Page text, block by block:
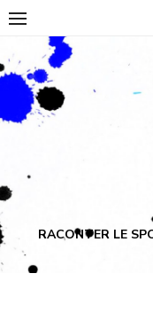
Skip
content
RACONTER LE